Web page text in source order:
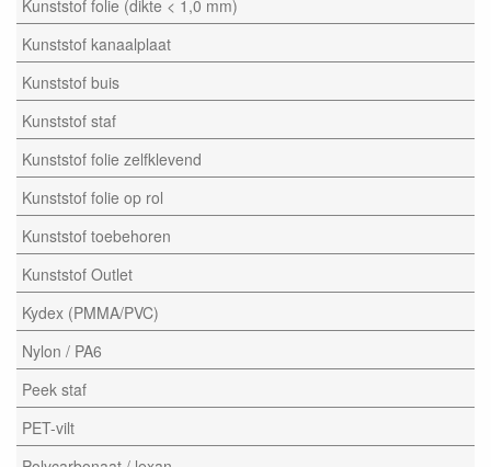
Kunststof folie (dikte < 1,0 mm)
Kunststof kanaalplaat
Kunststof buis
Kunststof staf
Kunststof folie zelfklevend
Kunststof folie op rol
Kunststof toebehoren
Kunststof Outlet
Kydex (PMMA/PVC)
Nylon / PA6
Peek staf
PET-vilt